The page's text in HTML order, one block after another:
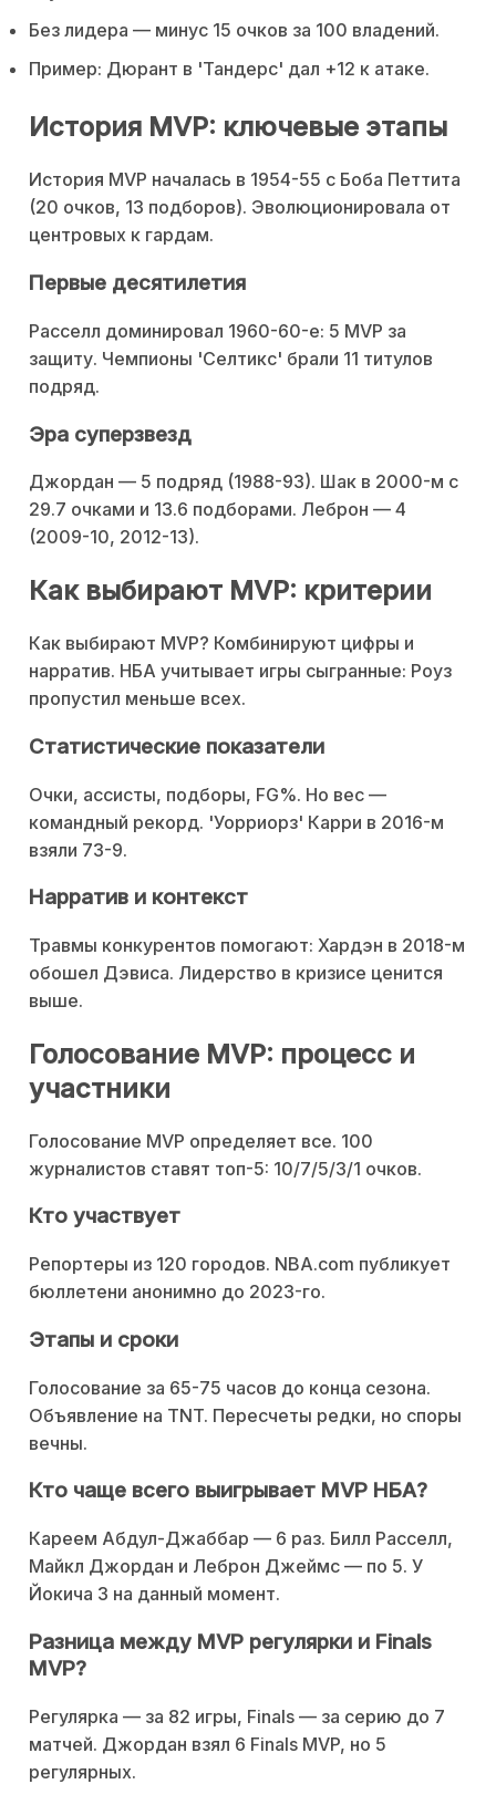
Без лидера — минус 15 очков за 100 владений.
Пример: Дюрант в 'Тандерс' дал +12 к атаке.
История MVP: ключевые этапы
История MVP началась в 1954-55 с Боба Петтита
(20 очков, 13 подборов). Эволюционировала от
центровых к гардам.
Первые десятилетия
Расселл доминировал 1960-60-е: 5 MVP за
защиту. Чемпионы 'Селтикс' брали 11 титулов
подряд.
Эра суперзвезд
Джордан — 5 подряд (1988-93). Шак в 2000-м с
29.7 очками и 13.6 подборами. Леброн — 4
(2009-10, 2012-13).
Как выбирают MVP: критерии
Как выбирают MVP? Комбинируют цифры и
нарратив. НБА учитывает игры сыгранные: Роуз
пропустил меньше всех.
Статистические показатели
Очки, ассисты, подборы, FG%. Но вес —
командный рекорд. 'Уорриорз' Карри в 2016-м
взяли 73-9.
Нарратив и контекст
Травмы конкурентов помогают: Хардэн в 2018-м
обошел Дэвиса. Лидерство в кризисе ценится
выше.
Голосование MVP: процесс и
участники
Голосование MVP определяет все. 100
журналистов ставят топ-5: 10/7/5/3/1 очков.
Кто участвует
Репортеры из 120 городов. NBA.com публикует
бюллетени анонимно до 2023-го.
Этапы и сроки
Голосование за 65-75 часов до конца сезона.
Объявление на TNT. Пересчеты редки, но споры
вечны.
Кто чаще всего выигрывает MVP НБА?
Кареем Абдул-Джаббар — 6 раз. Билл Расселл,
Майкл Джордан и Леброн Джеймс — по 5. У
Йокича 3 на данный момент.
Разница между MVP регулярки и Finals
MVP?
Регулярка — за 82 игры, Finals — за серию до 7
матчей. Джордан взял 6 Finals MVP, но 5
регулярных.